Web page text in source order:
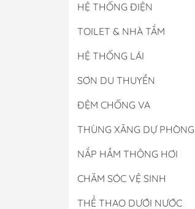
HỆ THỐNG ĐIỆN
TOILET & NHÀ TẮM
HỆ THỐNG LÁI
SƠN DU THUYỀN
ĐỆM CHỐNG VA
THÙNG XĂNG DỰ PHÒNG
NẮP HẦM THÔNG HƠI
CHĂM SÓC VỆ SINH
THỂ THAO DƯỚI NƯỚC